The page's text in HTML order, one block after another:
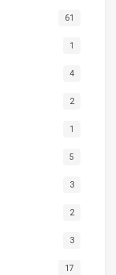
61
1
4
2
1
5
3
2
3
17